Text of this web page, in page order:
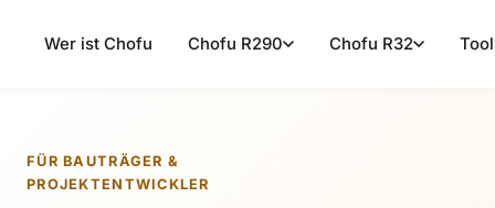
Wer ist Chofu Chofu R290 Chofu R32
FÜR BAUTRÄGER &
PROJEKTENTWICKLER